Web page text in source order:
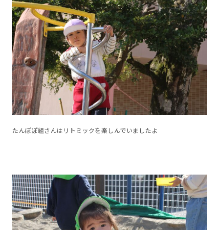
たんぽぽ組さんはリトミックを楽しんでいましたよ